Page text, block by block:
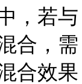
，若与
合，需
合效果